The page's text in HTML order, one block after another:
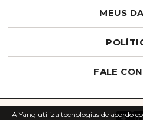
MEUS
FALE
A Yang utiliza tecnologias de acordo